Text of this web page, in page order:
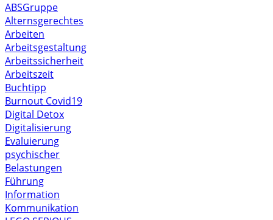
ABSGruppe
Alternsgerechtes
Arbeiten
Arbeitsgestaltung
Arbeitssicherheit
Arbeitszeit
Buchtipp
Burnout Covid19
Digital Detox
Digitalisierung
Evaluierung
psychischer
Belastungen
Führung
Information
Kommunikation